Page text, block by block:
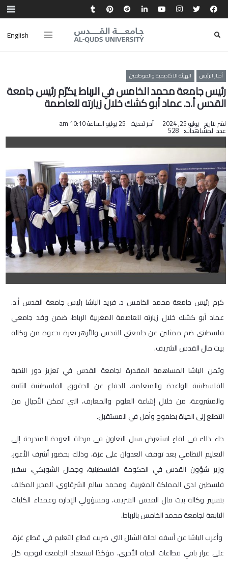
English
أحبار الرئيس الهيئة الاكاديمية والموظفين
رئيس جامعة محمد الخامس في الرباط يكرّم رئيس جامعة
القدس أ.د. عماد أبو كشك خلال زيارته للعاصمة
نشر بتاريخ يونيو 25, 2024 آخر تحديث 25 يوليو الساعة 10:10 am
عدد المشاهدات: 528
كرم رئيس جامعة محمد الخامس د. فريد الباشا رئيس جامعة القدس أ.د.
عماد أبو كشك خلال زيارته للعاصمة المغربية الرباط، ضمن وفد جامعي
فلسطيني ضم ممثلين عن جامعتي القدس والأزهر بغزة بدعوة من وكالة
بيت مال القدس الشريف.
وثمن الباشا المساهمة المقدرة لجامعة القدس في تعزيز دور النخبة
الفلسطينية الواعدة والمتعلمة، للدفاع عن الحقوق الفلسطينية الثابتة
والمشروعة، من خلال إشاعة العلوم والمعارف، التي تمكن الأجيال من
التطلع إلى الحياة بطموح وأمل في المستقبل.
جاء ذلك في لقاءٍ استعرض سبل التعاون في مرحلة العودة المتدرجة إلى
التعليم النظامي بعد توقف العدوان على غزة، وذلك بحضور أشرف الأعور،
وزير شؤون القدس في الحكومة الفلسطينية، وجمال الشوبكي، سفير
فلسطين لدى المملكة المغربية، ومحمد سالم الشرقاوي، المدير المكلف
بتسيير وكالة بيت مال القدس الشريف، ومسؤولي الإدارة وعمداء الكليات
التابعة لجامعة محمد الخامس بالرباط.
وأعرب الباشا عن أسفه لحالة الشلل التي ضربت قطاع التعليم في قطاع غزة،
على غرار باقي قطاعات الحياة الأخرى، مؤكدًا استعداد الجامعة لتوجيه كل